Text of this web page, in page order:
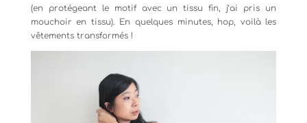
(en protégeant le motif avec un tissu fin, j’ai pris un
mouchoir en tissu). En quelques minutes, hop, voilà les
vêtements transformés !